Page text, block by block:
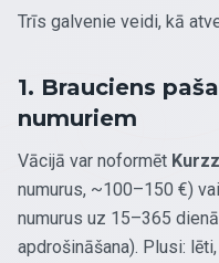
Trīs galvenie veidi, kā
1. Brauciens
numuriem
Vācijā var noformēt
numurus, ~100–150 €) vai
numurus uz 15–365
apdrošināšana). Plusi: